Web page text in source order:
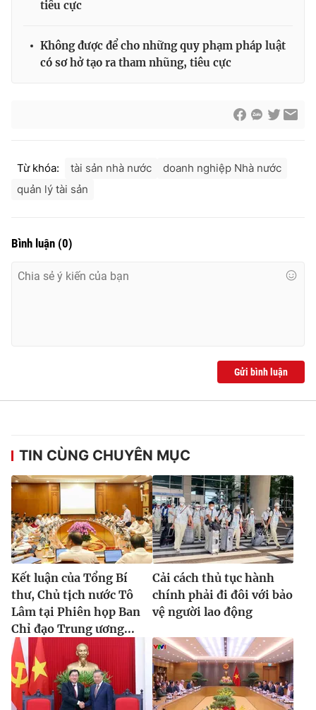
® Cấm sao chép dưới mọi hình thức nếu không có sự chấp
tiêu cực
Không được để cho những quy phạm pháp luật
có sơ hở tạo ra tham nhũng, tiêu cực
Từ khóa: tài sản nhà nước
doanh nghiệp Nhà nước
quản lý tài sản
Bình luận (0)
Gửi bình luận
TIN CÙNG CHUYÊN MỤC
Kết luận của Tổng Bí
thư, Chủ tịch nước Tô
Lâm tại Phiên họp Ban
Chỉ đạo Trung ương...
Cải cách thủ tục hành
chính phải đi đôi với bảo
vệ người lao động